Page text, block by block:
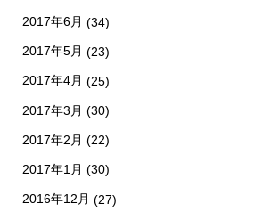
2017年6月 (34)
2017年5月 (23)
2017年4月 (25)
2017年3月 (30)
2017年2月 (22)
2017年1月 (30)
2016年12月 (27)